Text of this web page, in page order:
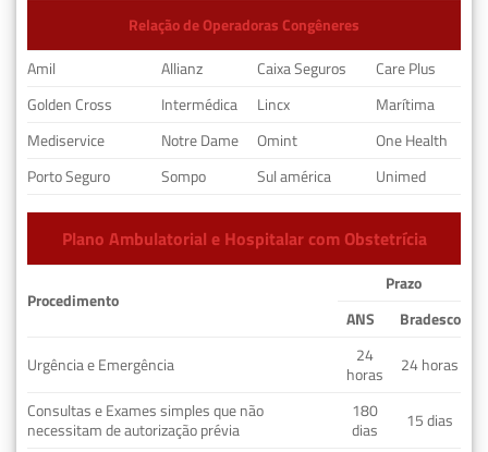
Relação de Operadoras Congêneres
Amil
Allianz Caixa Seguros
Care Plus
Golden Cross
Intermédica Lincx
Marítima
Mediservice
Notre Dame Omint
One Health
Porto Seguro
Sompo Sul américa Unimed
Plano Ambulatorial e Hospitalar com Obstetrícia
Procedimento
Prazo
ANS
Bradesco
Urgência e Emergência
24
horas
24 horas
Consultas e Exames simples que não
necessitam de autorização prévia
180
dias
15 dias